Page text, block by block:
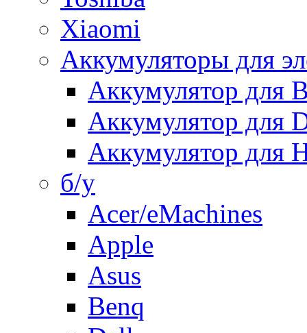
Xiaomi
Аккумуляторы для
Аккумулятор для
Аккумулятор для
Аккумулятор для
б/у
Acer/eMachines
Apple
Asus
Benq